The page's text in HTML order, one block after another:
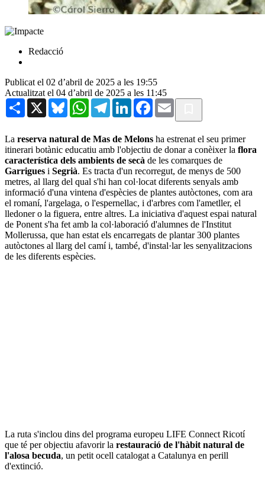
Redacció
Publicat el 02 d’abril de 2025 a les 19:55
Actualitzat el 04 d’abril de 2025 a les 11:45
Share X BlueskyWhatsAppTelegramLinkedInFacebook
Email
La reserva natural de Mas de Melons ha estrenat el seu primer
itinerari botànic educatiu amb l'objectiu de donar a conèixer la flora
característica dels ambients de secà de les comarques de
Garrigues i Segrià. Es tracta d'un recorregut, de menys de 500
metres, al llarg del qual s'hi han col·locat diferents senyals amb
informació d'una vintena d'espècies de plantes autòctones, com ara
el romaní, l'argelaga, o l'espernellac, i d'arbres com l'ametller, el
lledoner o la figuera, entre altres. La iniciativa d'aquest espai natural
de Ponent s'ha fet amb la col·laboració d'alumnes de l'Institut
Mollerussa, que han estat els encarregats de plantar 300 plantes
autòctones al llarg del camí i, també, d'instal·lar les senyalitzacions
de les diferents espècies.
La ruta s'inclou dins del programa europeu LIFE Connect Ricotí
que té per objectiu afavorir la restauració de l'hàbit natural de
l'alosa becuda, un petit ocell catalogat a Catalunya en perill
d'extinció.